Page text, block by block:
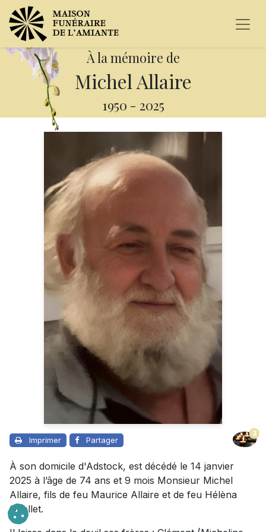
À la mémoire de
Michel Allaire
1950 - 2025
Imprimer Partager
3
À son domicile d'Adstock, est décédé le 14 janvier
2025 à l’âge de 74 ans et 9 mois Monsieur Michel
Allaire, fils de feu Maurice Allaire et de feu Hélèna
Ouellet.